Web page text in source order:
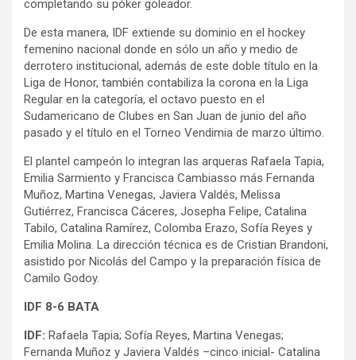
completando su póker goleador.
De esta manera, IDF extiende su dominio en el hockey
femenino nacional donde en sólo un año y medio de
derrotero institucional, además de este doble título en la
Liga de Honor, también contabiliza la corona en la Liga
Regular en la categoría, el octavo puesto en el
Sudamericano de Clubes en San Juan de junio del año
pasado y el título en el Torneo Vendimia de marzo último.
El plantel campeón lo integran las arqueras Rafaela Tapia,
Emilia Sarmiento y Francisca Cambiasso más Fernanda
Muñoz, Martina Venegas, Javiera Valdés, Melissa
Gutiérrez, Francisca Cáceres, Josepha Felipe, Catalina
Tabilo, Catalina Ramírez, Colomba Erazo, Sofía Reyes y
Emilia Molina. La dirección técnica es de Cristian Brandoni,
asistido por Nicolás del Campo y la preparación física de
Camilo Godoy.
IDF 8-6 BATA
IDF: Rafaela Tapia; Sofía Reyes, Martina Venegas;
Fernanda Muñoz y Javiera Valdés –cinco inicial- Catalina